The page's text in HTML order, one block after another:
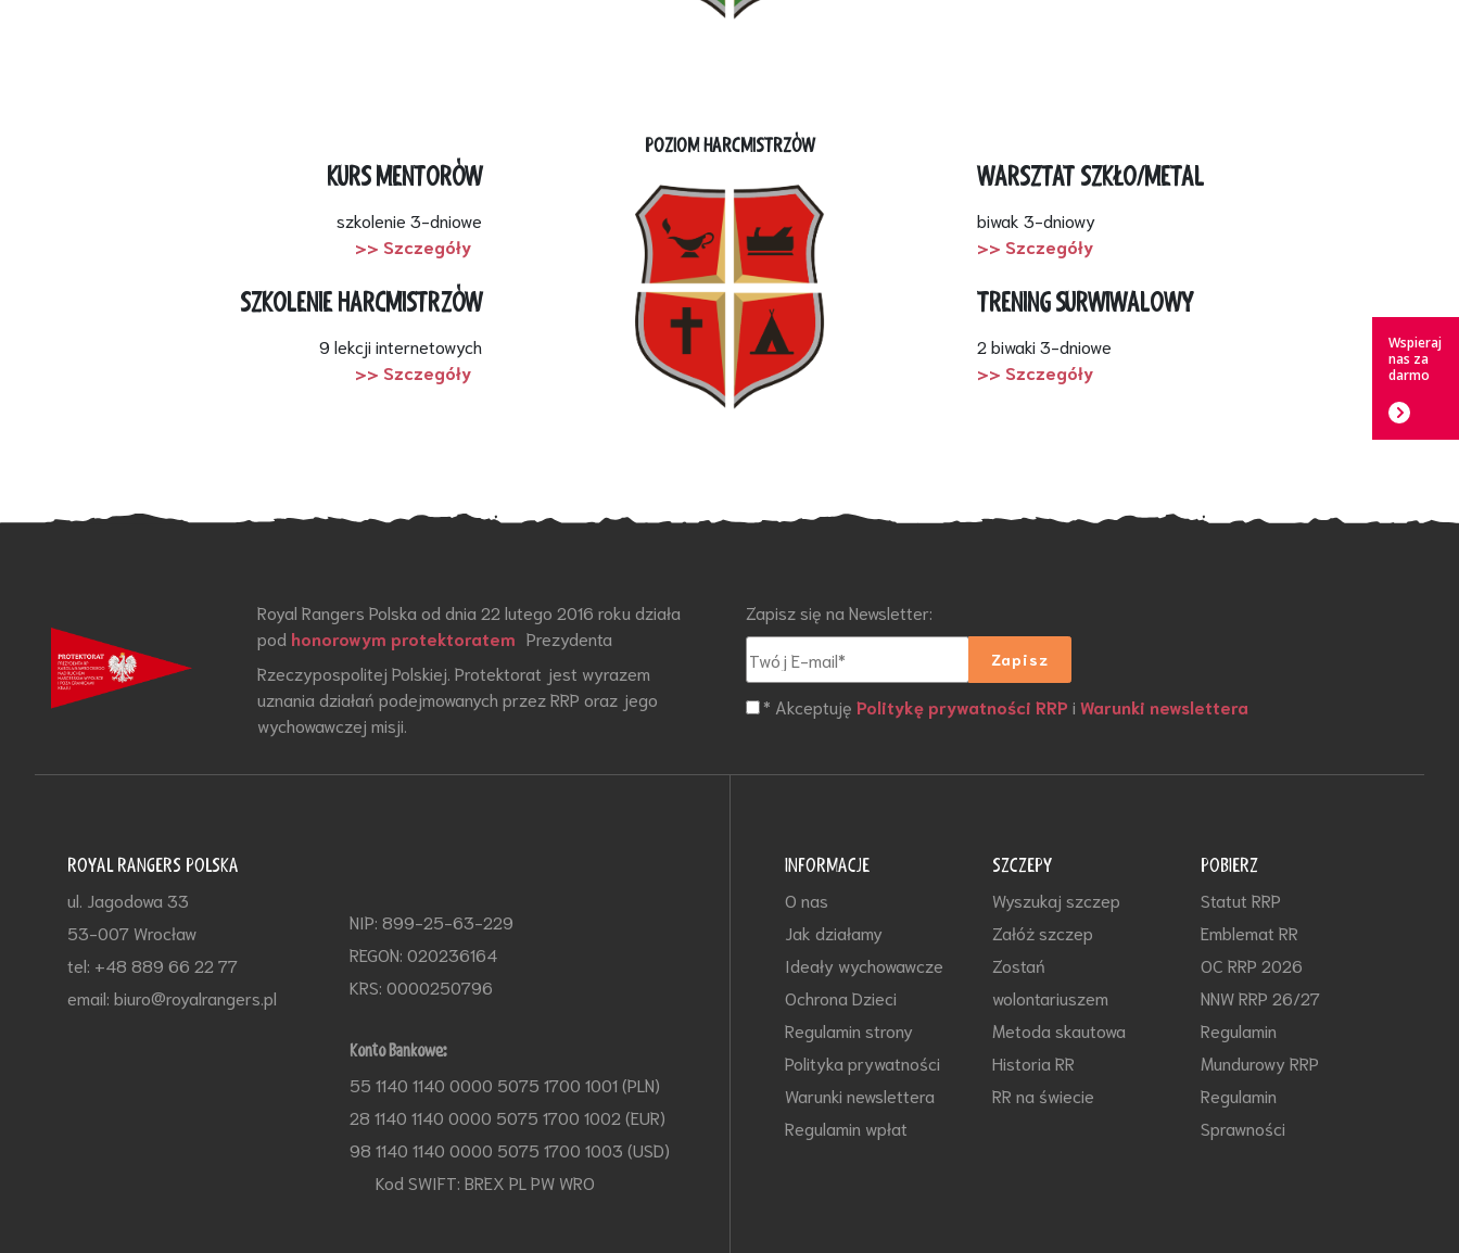
POZIOM HARCMISTRZÓW
KURS MENTORÓW
szkolenie 3-dniowe
>> Szczegóły
WARSZTAT SZKŁO/METAL
biwak 3-dniowy
>> Szczegóły
SZKOLENIE HARCMISTRZÓW
9 lekcji internetowych
>> Szczegóły
TRENING SURWIWALOWY
2 biwaki 3-dniowe
>> Szczegóły
Royal Rangers Polska od dnia 22 lutego 2016 roku działa
pod honorowym protektoratem Prezydenta
Rzeczypospolitej Polskiej. Protektorat jest wyrazem
uznania działań podejmowanych przez RRP oraz jego
wychowawczej misji.
Zapisz się na Newsletter:
* AkceptujęPolitykę prywatności RRP iWarunki newslettera
ROYAL RANGERS POLSKA
ul. Jagodowa 33
53-007 Wrocław
tel: +48 889 66 22 77
email: biuro@royalrangers.pl
NIP: 899-25-63-229
REGON: 020236164
KRS: 0000250796
Konto Bankowe:
55 1140 1140 0000 5075 1700 1001 (PLN)
28 1140 1140 0000 5075 1700 1002 (EUR)
98 1140 1140 0000 5075 1700 1003 (USD)
Kod SWIFT: BREX PL PW WRO
INFORMACJE
O nas
Jak działamy
Ideały wychowawcze
Ochrona Dzieci
Regulamin strony
Polityka prywatności
Warunki newslettera
Regulamin wpłat
SZCZEPY
Wyszukaj szczep
Załóż szczep
Zostań
wolontariuszem
Metoda skautowa
Historia RR
RR na świecie
POBIERZ
Statut RRP
Emblemat RR
OC RRP 2026
NNW RRP 26/27
Regulamin
Mundurowy RRP
Regulamin
Sprawności
Wspieraj
nas za
darmo